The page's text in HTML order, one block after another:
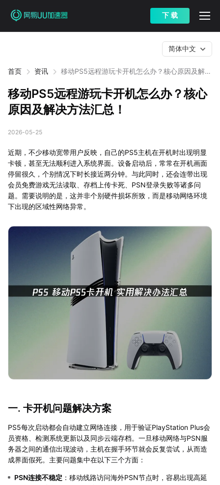
下 载
首页 资讯
移动PS5远程游玩卡开机怎么办？核心原因及解决
简体中文
移动PS5远程游玩卡开机怎么办？核心
原因及解决方法汇总！
2026-05-25
近期，不少移动宽带用户反映，自己的PS5主机在开机时出现明显
卡顿，甚至无法顺利进入系统界面。设备启动后，常常在开机画面
停留很久，个别情况下时长接近两分钟。与此同时，还会连带出现
会员免费游戏无法读取、存档上传卡死、PSN登录失败等诸多问
题。需要说明的是，这并非个别硬件损坏所致，而是移动网络环境
下出现的区域性网络异常。
一. 卡开机问题解决方案
PS5每次启动都会自动建立网络连接，用于验证PlayStation Plus会
员资格、检测系统更新以及同步云端存档。一旦移动网络与PSN服
务器之间的通信出现波动，主机在握手环节就会反复尝试，从而造
成界面假死。主要问题集中在以下三个方面：
PSN连接不稳定 ：移动线路访问海外PSN节点时，容易出现高延